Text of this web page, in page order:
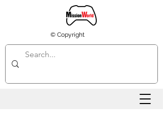
© Copyright